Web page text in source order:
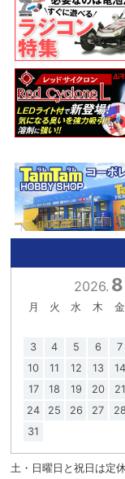
2026. 8
月 火 水 木 金
3
4 5 6 7
10
11 12 13 14
17
18 19 20 21
24
25 26 27 28
31
土・日曜日と祝日は定